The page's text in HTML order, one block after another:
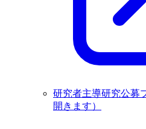
研究者主導研究公募
開きます）